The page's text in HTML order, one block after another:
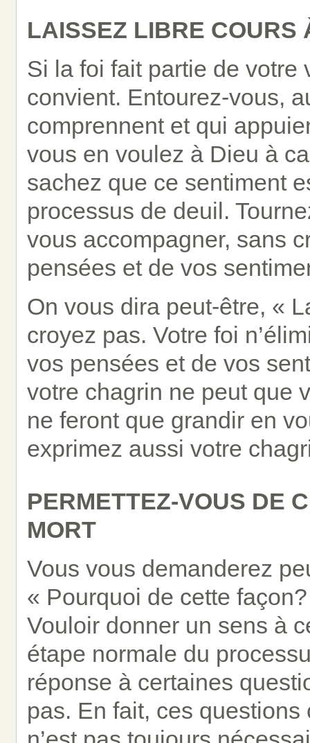
LAISSEZ LIBRE COURS
Si la foi fait partie de votre
convient. Entourez-vous,
comprennent et qui
vous en voulez à Dieu à
sachez que ce sentiment
processus de deuil.
vous accompagner, sans
pensées et de vos
On vous dira peut-être, «
croyez pas. Votre foi
vos pensées et de vos
votre chagrin ne peut que
ne feront que grandir en
exprimez aussi votre
PERMETTEZ-VOUS DE
MORT
Vous vous demanderez
« Pourquoi de cette
Vouloir donner un sens à
étape normale du
réponse à certaines
pas. En fait, ces